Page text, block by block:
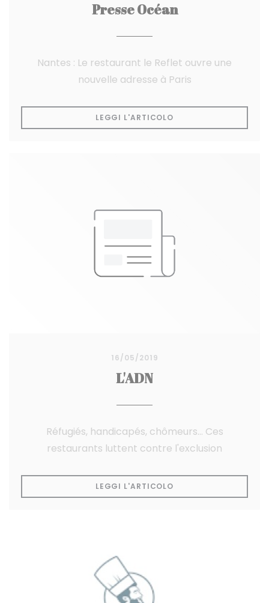
Presse Océan
Nantes : Le restaurant le Reflet ouvre une
nouvelle adresse à Paris
LEGGI L'ARTICOLO
16/05/2019
L'ADN
Réfugiés, handicapés, chômeurs... Ces
restaurants luttent contre l'exclusion
LEGGI L'ARTICOLO